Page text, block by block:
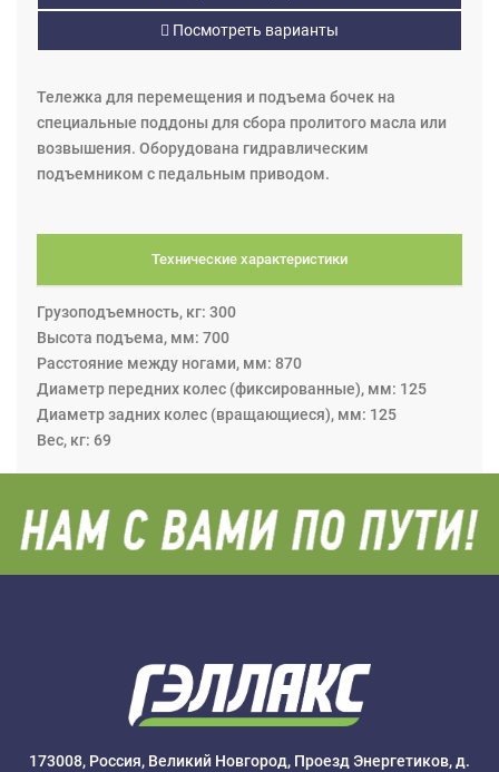
Посмотреть варианты
Тележка для перемещения и подъема бочек на
специальные поддоны для сбора пролитого масла или
возвышения. Оборудована гидравлическим
подъемником с педальным приводом.
Технические характеристики
Грузоподъемность, кг: 300
Высота подъема, мм: 700
Расстояние между ногами, мм: 870
Диаметр передних колес (фиксированные), мм: 125
Диаметр задних колес (вращающиеся), мм: 125
Вес, кг: 69
173008, Россия, Великий Новгород, Проезд Энергетиков, д.